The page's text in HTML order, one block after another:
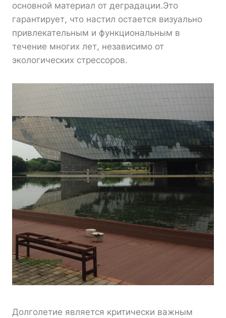
основной материал от деградации.Это
гарантирует, что настил остается визуально
привлекательным и функциональным в
течение многих лет, независимо от
экологических стрессоров.
Долголетие является критически важным